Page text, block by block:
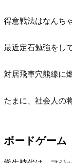
得意戦法はなんち
最近定石勉強をし
対居飛車穴熊線に
たまに、社会人の
ボードゲーム